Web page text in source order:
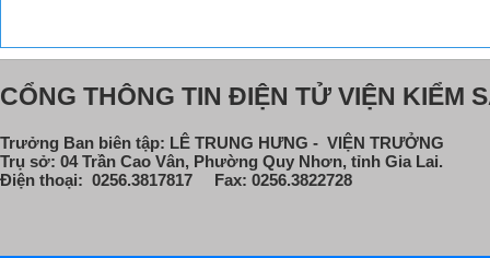
CỔNG THÔNG TIN ĐIỆN TỬ VIỆN KIỂM
Trưởng Ban biên tập: LÊ TRUNG HƯNG - VIỆN TRƯỞNG
Trụ sở: 04 Trần Cao Vân, Phường Quy Nhơn, tỉnh Gia Lai.
Điện thoại: 0256.3817817 Fax: 0256.3822728